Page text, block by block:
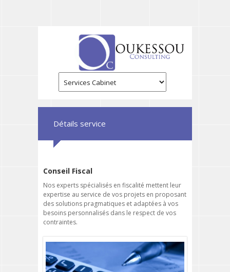
Détails service
Conseil Fiscal
Nos experts spécialisés en fiscalité mettent leur
expertise au service de vos projets en proposant
des solutions pragmatiques et adaptées à vos
besoins personnalisés dans le respect de vos
contraintes.